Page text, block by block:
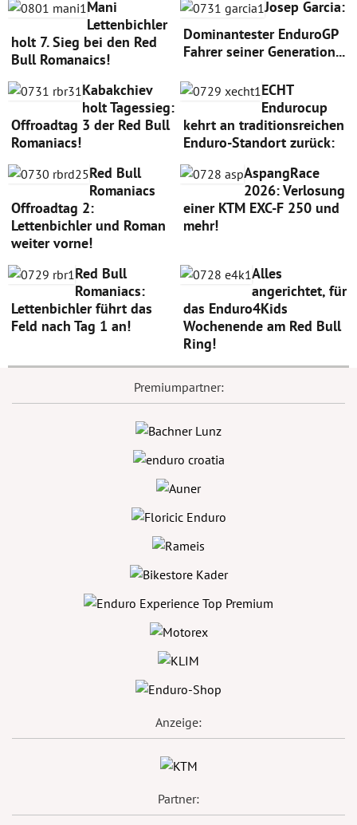
Mani
Lettenbichler
holt 7. Sieg bei den Red
Bull Romanaics!
Josep Garcia:
Dominantester EnduroGP
Fahrer seiner Generation...
Kabakchiev
holt Tagessieg:
Offroadtag 3 der Red Bull
Romaniacs!
ECHT
Endurocup
kehrt an traditionsreichen
Enduro-Standort zurück:
Red Bull
Romaniacs
Offroadtag 2:
Lettenbichler und Roman
weiter vorne!
AspangRace
2026: Verlosung
einer KTM EXC-F 250 und
mehr!
Red Bull
Romaniacs:
Lettenbichler führt das
Feld nach Tag 1 an!
Alles
angerichtet, für
das Enduro4Kids
Wochenende am Red Bull
Ring!
Premiumpartner:
Anzeige:
Partner: